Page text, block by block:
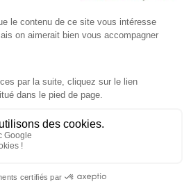
© Ducatillon 2026